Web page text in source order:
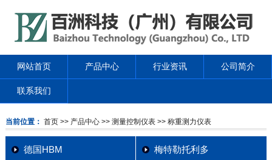
网站首页 产品中心 行业资讯 公司简介
联系我们
当前位置： 首页 >> 产品中心>> 测量控制仪表>> 称重测力仪表
德国HBM 梅特勒托利多